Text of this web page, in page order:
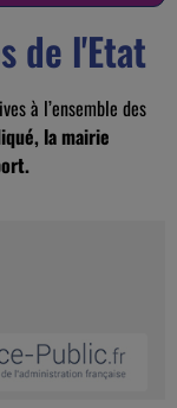
de l'Etat
à l’ensemble des
la mairie